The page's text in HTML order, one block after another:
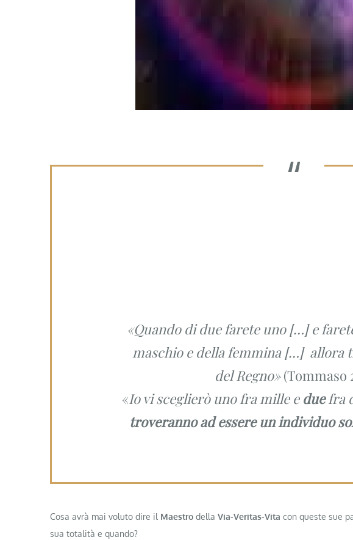
«Quando di due farete uno […] e
maschio e della femmina […] allora
delRegno»(Tommaso
«Io vi sceglierò uno fra mille e duefra
troveranno ad essere un individuo
Cosa avrà mai voluto dire il Maestro della Via-Veritas-Vita con queste sue
sua totalità e quando?